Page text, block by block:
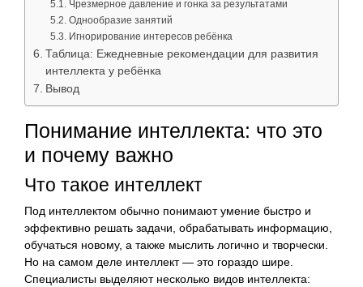
Чрезмерное давление и гонка за результатами
Однообразие занятий
Игнорирование интересов ребёнка
Таблица: Ежедневные рекомендации для развития
интеллекта у ребёнка
Вывод
Понимание интеллекта: что это
и почему важно
Что такое интеллект
Под интеллектом обычно понимают умение быстро и
эффективно решать задачи, обрабатывать информацию,
обучаться новому, а также мыслить логично и творчески.
Но на самом деле интеллект — это гораздо шире.
Специалисты выделяют несколько видов интеллекта: